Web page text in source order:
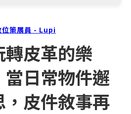
位策展員 - Lupi
皮革的樂
日常物件邂
皮件敘事再